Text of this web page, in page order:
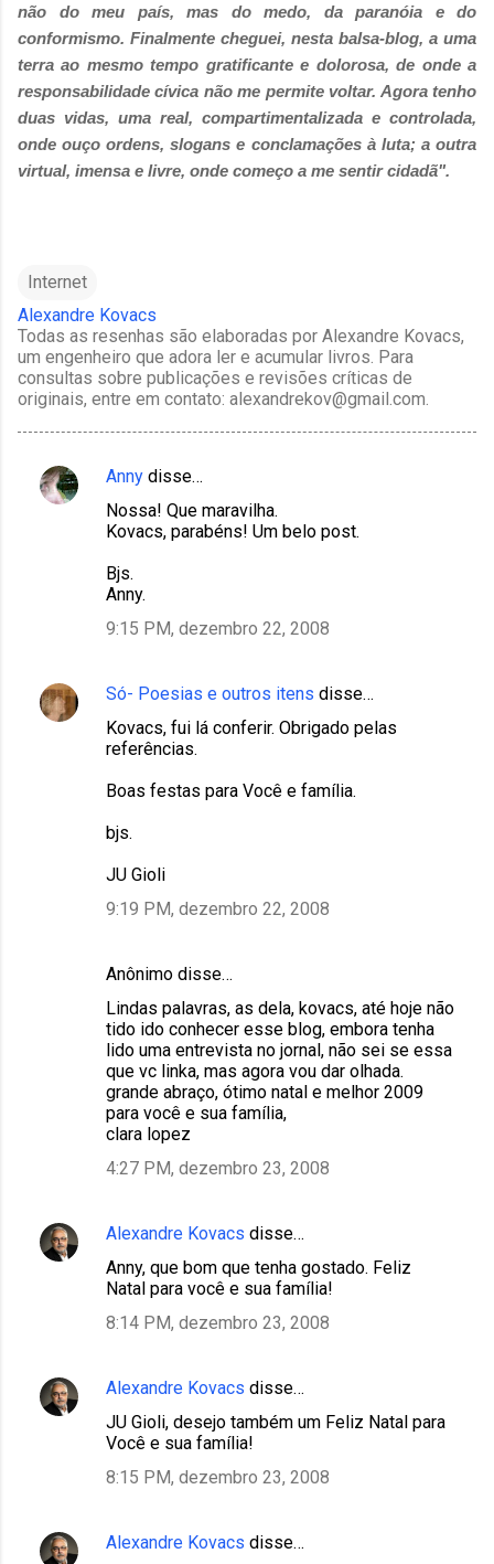
não do meu país, mas do medo, da paranóia e do
conformismo. Finalmente cheguei, nesta balsa-blog, a uma
terra ao mesmo tempo gratificante e dolorosa, de onde a
responsabilidade cívica não me permite voltar. Agora tenho
duas vidas, uma real, compartimentalizada e controlada,
onde ouço ordens, slogans e conclamações à luta; a outra
virtual, imensa e livre, onde começo a me sentir cidadã".
Internet
Alexandre Kovacs
Todas as resenhas são elaboradas por Alexandre Kovacs,
um engenheiro que adora ler e acumular livros. Para
consultas sobre publicações e revisões críticas de
originais, entre em contato: alexandrekov@gmail.com.
C
r
Anny disse…
Nossa! Que maravilha.
Kovacs, parabéns! Um belo post.
Bjs.
Anny.
9:15 PM, dezembro 22, 2008
Só- Poesias e outros itens disse…
Kovacs, fui lá conferir. Obrigado pelas
referências.
Boas festas para Você e família.
bjs.
JU Gioli
9:19 PM, dezembro 22, 2008
Anônimo disse…
Lindas palavras, as dela, kovacs, até hoje não
tido ido conhecer esse blog, embora tenha
lido uma entrevista no jornal, não sei se essa
que vc linka, mas agora vou dar olhada.
grande abraço, ótimo natal e melhor 2009
para você e sua família,
clara lopez
4:27 PM, dezembro 23, 2008
Alexandre Kovacs disse…
Anny, que bom que tenha gostado. Feliz
Natal para você e sua família!
8:14 PM, dezembro 23, 2008
Alexandre Kovacs disse…
JU Gioli, desejo também um Feliz Natal para
Você e sua família!
8:15 PM, dezembro 23, 2008
Alexandre Kovacs disse…